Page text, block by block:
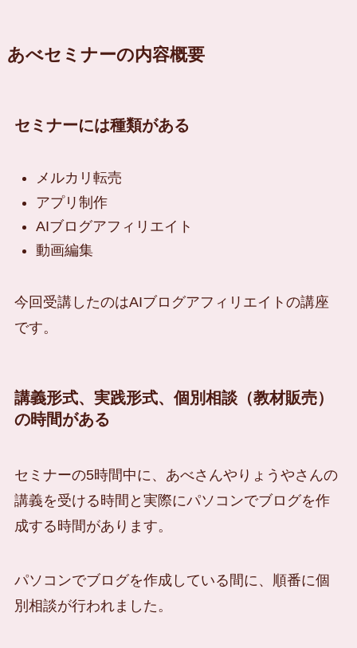
あべセミナーの内容概要
セミナーには種類がある
メルカリ転売
アプリ制作
AIブログアフィリエイト
動画編集
今回受講したのはAIブログアフィリエイトの講座
です。
講義形式、実践形式、個別相談（教材販売）
の時間がある
セミナーの5時間中に、あべさんやりょうやさんの
講義を受ける時間と実際にパソコンでブログを作
成する時間があります。
パソコンでブログを作成している間に、順番に個
別相談が行われました。